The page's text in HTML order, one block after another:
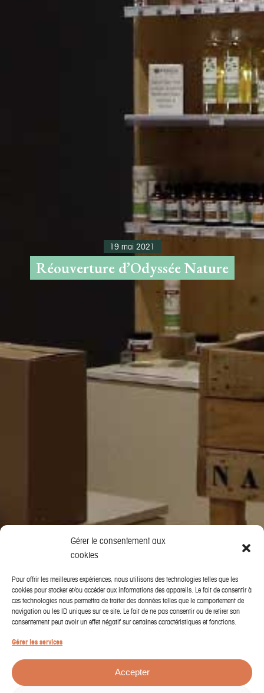
Gérer le consentement aux
cookies
Pour offrir les meilleures expériences, nous utilisons des technologies telles que les
cookies pour stocker et/ou accéder aux informations des appareils. Le fait de consentir à
ces technologies nous permettra de traiter des données telles que le comportement de
navigation ou les ID uniques sur ce site. Le fait de ne pas consentir ou de retirer son
consentement peut avoir un effet négatif sur certaines caractéristiques et fonctions.
Gérer les services
Accepter
19 mai 2021
Réouverture d’Odyssée Nature